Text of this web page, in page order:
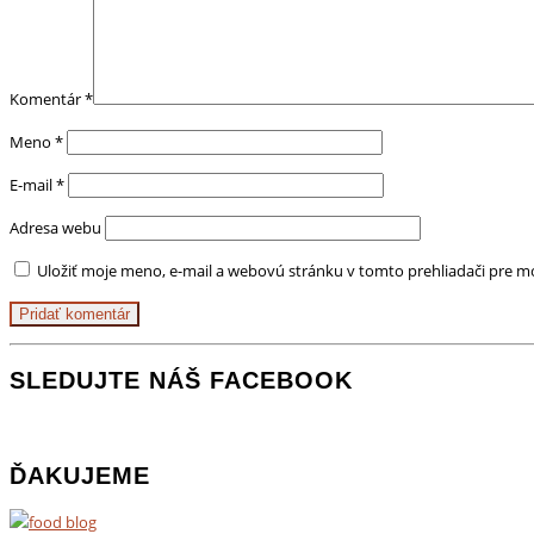
Komentár*
Meno *
E-mail*
Adresa webu
Uložiť moje meno, e-mail a webovú stránku v tomto prehliadači pre
SLEDUJTE NÁŠ FACEBOOK
ĎAKUJEME